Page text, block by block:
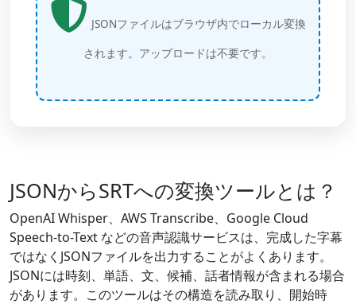
JSONファイルはブラウザ内でローカル変換
されます。アップロードは不要です。
JSONからSRTへの変換ツールとは？
OpenAI Whisper、AWS Transcribe、Google Cloud
Speech-to-Text などの音声認識サービスは、完成した字幕
ではなくJSONファイルを出力することがよくあります。
JSONには時刻、単語、文、候補、話者情報が含まれる場合
があります。このツールはその構造を読み取り、開始時